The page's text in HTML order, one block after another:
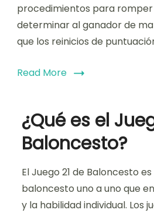
procedimientos para
determinar al ganador de
que los reinicios de
Read More
¿Qué es el
Baloncesto?
El Juego 21 de Baloncesto
baloncesto uno a uno que
y la habilidad individual. Los